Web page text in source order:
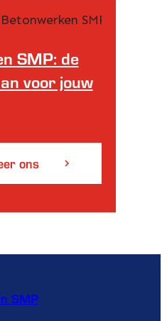
SMP: de
voor jouw
ons